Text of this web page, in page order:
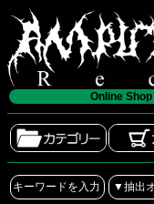
Online Shop